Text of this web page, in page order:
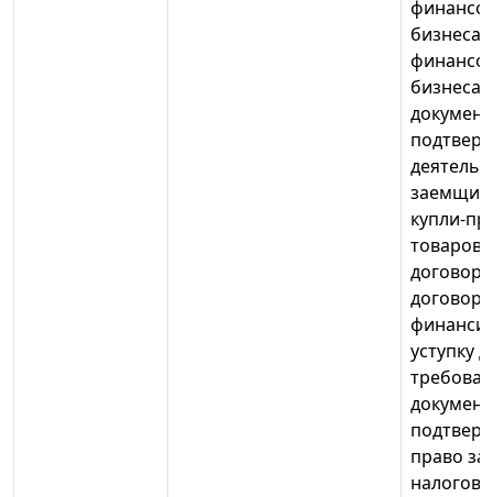
бизнеса
бизнеса
купли-
товаров,
уступку
право